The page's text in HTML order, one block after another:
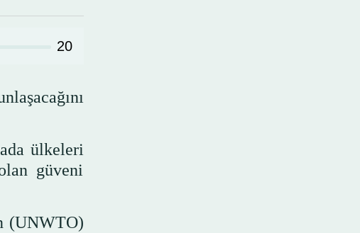
20
ülkeleri
güveni
(UNWTO)